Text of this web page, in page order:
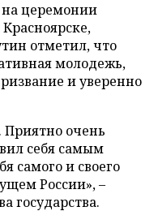
церемонии
отметил, что
молодежь,
и уверенно
Приятно очень
себя самым
самого и своего
России», –
государства.